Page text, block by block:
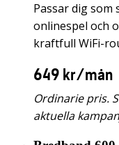
Passar dig som
onlinespel och
kraftfull WiFi-
649 kr/mån
Ordinarie pris.
aktuella